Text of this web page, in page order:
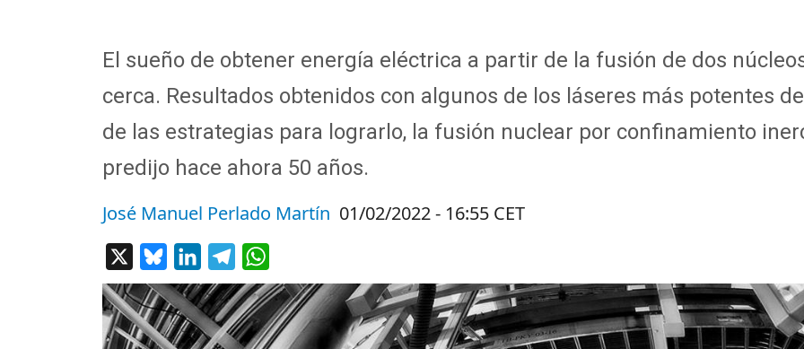
El sueño de obtener energía eléctrica a partir de la fusión de dos
cerca. Resultados obtenidos con algunos de los láseres más potentes
de las estrategias para lograrlo, la fusión nuclear por confinamiento
predijo hace ahora 50 años.
José Manuel Perlado Martín 01/02/2022 - 16:55 CET
BlueskyLinkedInTelegram